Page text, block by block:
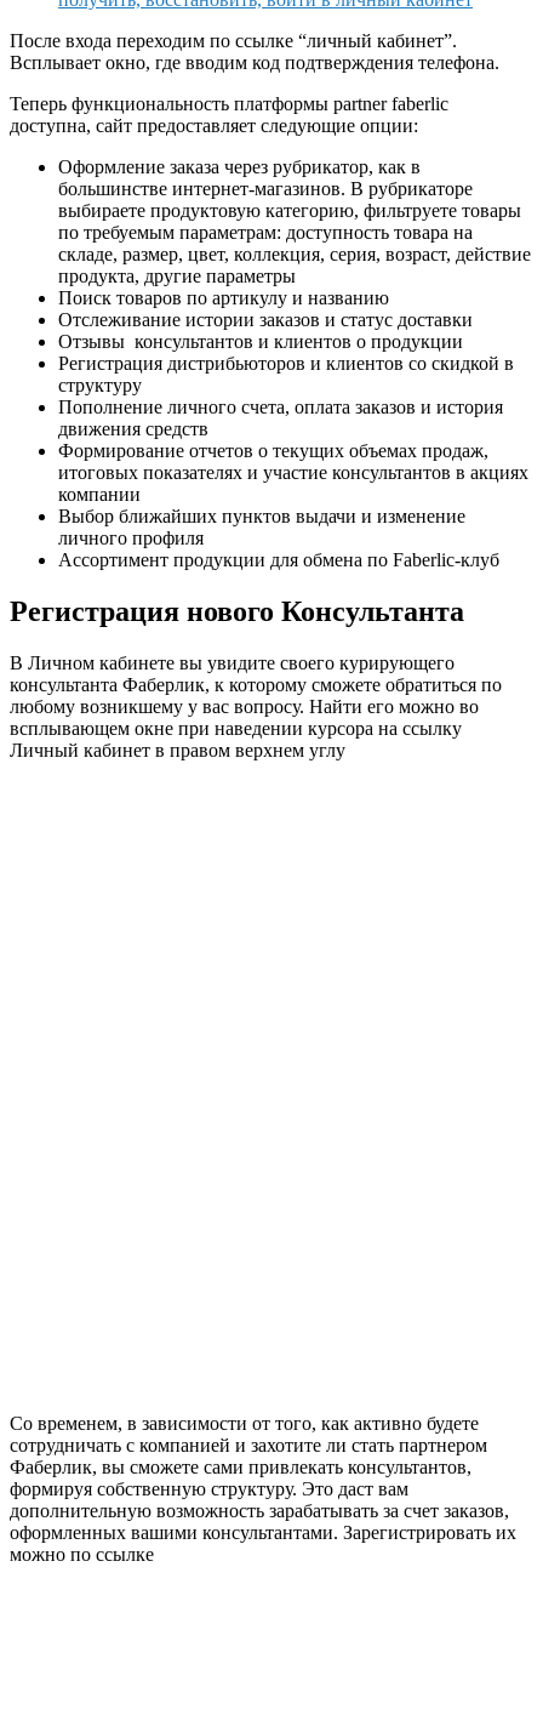
После входа переходим по ссылке “личный кабинет”.
Всплывает окно, где вводим код подтверждения телефона.
Теперь функциональность платформы partner faberlic
доступна, сайт предоставляет следующие опции:
Оформление заказа через рубрикатор, как в
большинстве интернет-магазинов. В рубрикаторе
выбираете продуктовую категорию, фильтруете товары
по требуемым параметрам: доступность товара на
складе, размер, цвет, коллекция, серия, возраст, действие
продукта, другие параметры
Поиск товаров по артикулу и названию
Отслеживание истории заказов и статус доставки
Отзывы консультантов и клиентов о продукции
Регистрация дистрибьюторов и клиентов со скидкой в
структуру
Пополнение личного счета, оплата заказов и история
движения средств
Формирование отчетов о текущих объемах продаж,
итоговых показателях и участие консультантов в акциях
компании
Выбор ближайших пунктов выдачи и изменение
личного профиля
Ассортимент продукции для обмена по Faberlic-клуб
Регистрация нового Консультанта
В Личном кабинете вы увидите своего курирующего
консультанта Фаберлик, к которому сможете обратиться по
любому возникшему у вас вопросу. Найти его можно во
всплывающем окне при наведении курсора на ссылку
Личный кабинет в правом верхнем углу
Со временем, в зависимости от того, как активно будете
сотрудничать с компанией и захотите ли стать партнером
Фаберлик, вы сможете сами привлекать консультантов,
формируя собственную структуру. Это даст вам
дополнительную возможность зарабатывать за счет заказов,
оформленных вашими консультантами. Зарегистрировать их
можно по ссылке